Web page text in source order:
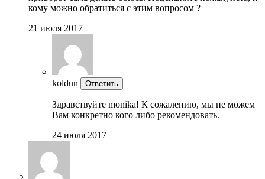
кому можно обратиться с этим вопросом ?
21 июля 2017
koldun Ответить
Здравствуйте monika! К сожалению, мы не можем
Вам конкретно кого либо рекомендовать.
24 июля 2017